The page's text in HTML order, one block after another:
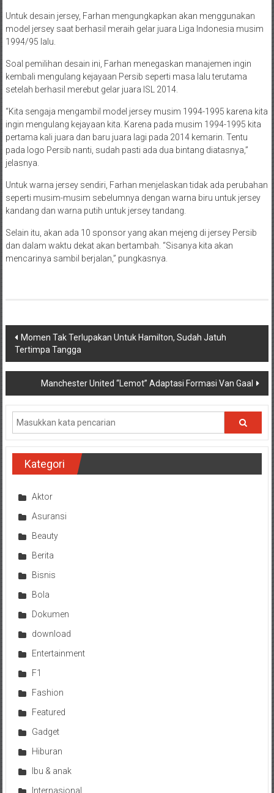
Untuk desain jersey, Farhan mengungkapkan akan menggunakan
model jersey saat berhasil meraih gelar juara Liga Indonesia musim
1994/95 lalu.
Soal pemilihan desain ini, Farhan menegaskan manajemen ingin
kembali mengulang kejayaan Persib seperti masa lalu terutama
setelah berhasil merebut gelar juara ISL 2014.
“Kita sengaja mengambil model jersey musim 1994-1995 karena kita
ingin mengulang kejayaan kita. Karena pada musim 1994-1995 kita
pertama kali juara dan baru juara lagi pada 2014 kemarin. Tentu
pada logo Persib nanti, sudah pasti ada dua bintang diatasnya,”
jelasnya.
Untuk warna jersey sendiri, Farhan menjelaskan tidak ada perubahan
seperti musim-musim sebelumnya dengan warna biru untuk jersey
kandang dan warna putih untuk jersey tandang.
Selain itu, akan ada 10 sponsor yang akan mejeng di jersey Persib
dan dalam waktu dekat akan bertambah. “Sisanya kita akan
mencarinya sambil berjalan,” pungkasnya.
Navigasi
pos
Momen Tak Terlupakan Untuk Hamilton, Sudah Jatuh
Tertimpa Tangga
Manchester United “Lemot” Adaptasi Formasi Van Gaal
Kategori
Aktor
Asuransi
Beauty
Berita
Bisnis
Bola
Dokumen
download
Entertainment
F1
Fashion
Featured
Gadget
Hiburan
Ibu & anak
Internasional